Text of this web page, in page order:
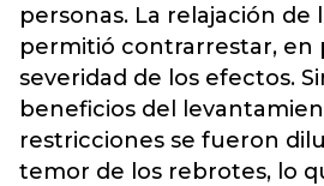
personas. La relajación de
permitió contrarrestar, en
severidad de los efectos.
beneficios del
restricciones se fueron
temor de los rebrotes, lo